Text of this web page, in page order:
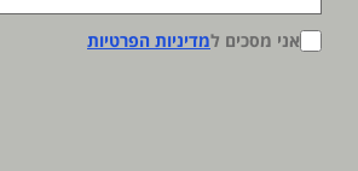
אני מסכים למדיניות הפרטיות